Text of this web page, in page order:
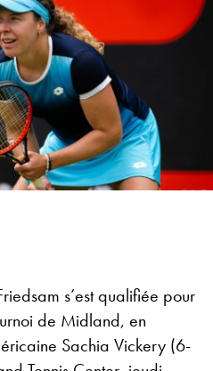
s’est qualifiée pour
de Midland, en
Sachia Vickery (6-